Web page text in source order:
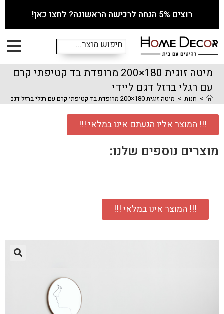
רוצים 5% הנחה לרכישה הראשונה? לחצו כאן!
מיטה זוגית 180×200 מרופדת בד קטיפתי קרם
עם רגלי ברזל דגם ליידי
> חנות > מיטה זוגית 180×200 מרופדת בד קטיפתי קרם עם רגלי ברזל דגם ליידי
!!! המוצר אליו הגעתם אינו במלאי !!!
מוצרים נוספים שלנו:
!!! המוצר אינו במלאי !!!